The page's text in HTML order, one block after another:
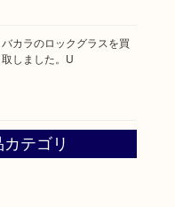
バカラのロックグラスを買
取しました。U
テゴリ